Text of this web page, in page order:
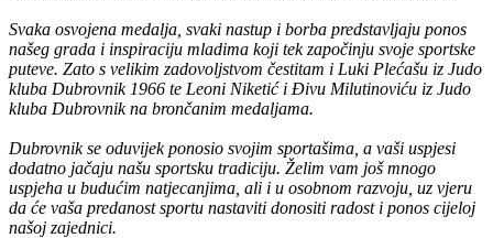
Svaka osvojena medalja, svaki nastup i borba predstavljaju ponos
našeg grada i inspiraciju mladima koji tek započinju svoje sportske
puteve. Zato s velikim zadovoljstvom čestitam i Luki Plećašu iz Judo
kluba Dubrovnik 1966 te Leoni Niketić i Đivu Milutinoviću iz Judo
kluba Dubrovnik na brončanim medaljama.
Dubrovnik se oduvijek ponosio svojim sportašima, a vaši uspjesi
dodatno jačaju našu sportsku tradiciju. Želim vam još mnogo
uspjeha u budućim natjecanjima, ali i u osobnom razvoju, uz vjeru
da će vaša predanost sportu nastaviti donositi radost i ponos cijeloj
našoj zajednici.